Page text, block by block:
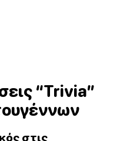
“Trivia”
στις